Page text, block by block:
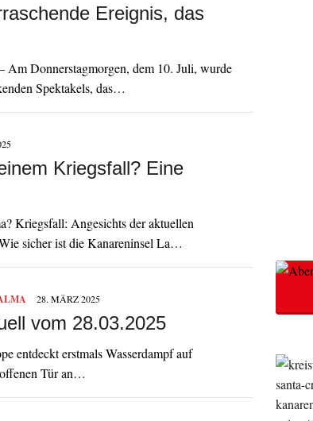
Ereignis, das
Am Donnerstagmorgen, dem 10. Juli, wurde
Spektakels, das…
Kriegsfall? Eine
Kriegsfall: Angesichts der aktuellen
sicher ist die Kanareninsel La…
28. MÄRZ 2025
vom 28.03.2025
entdeckt erstmals Wasserdampf auf
Tür an…